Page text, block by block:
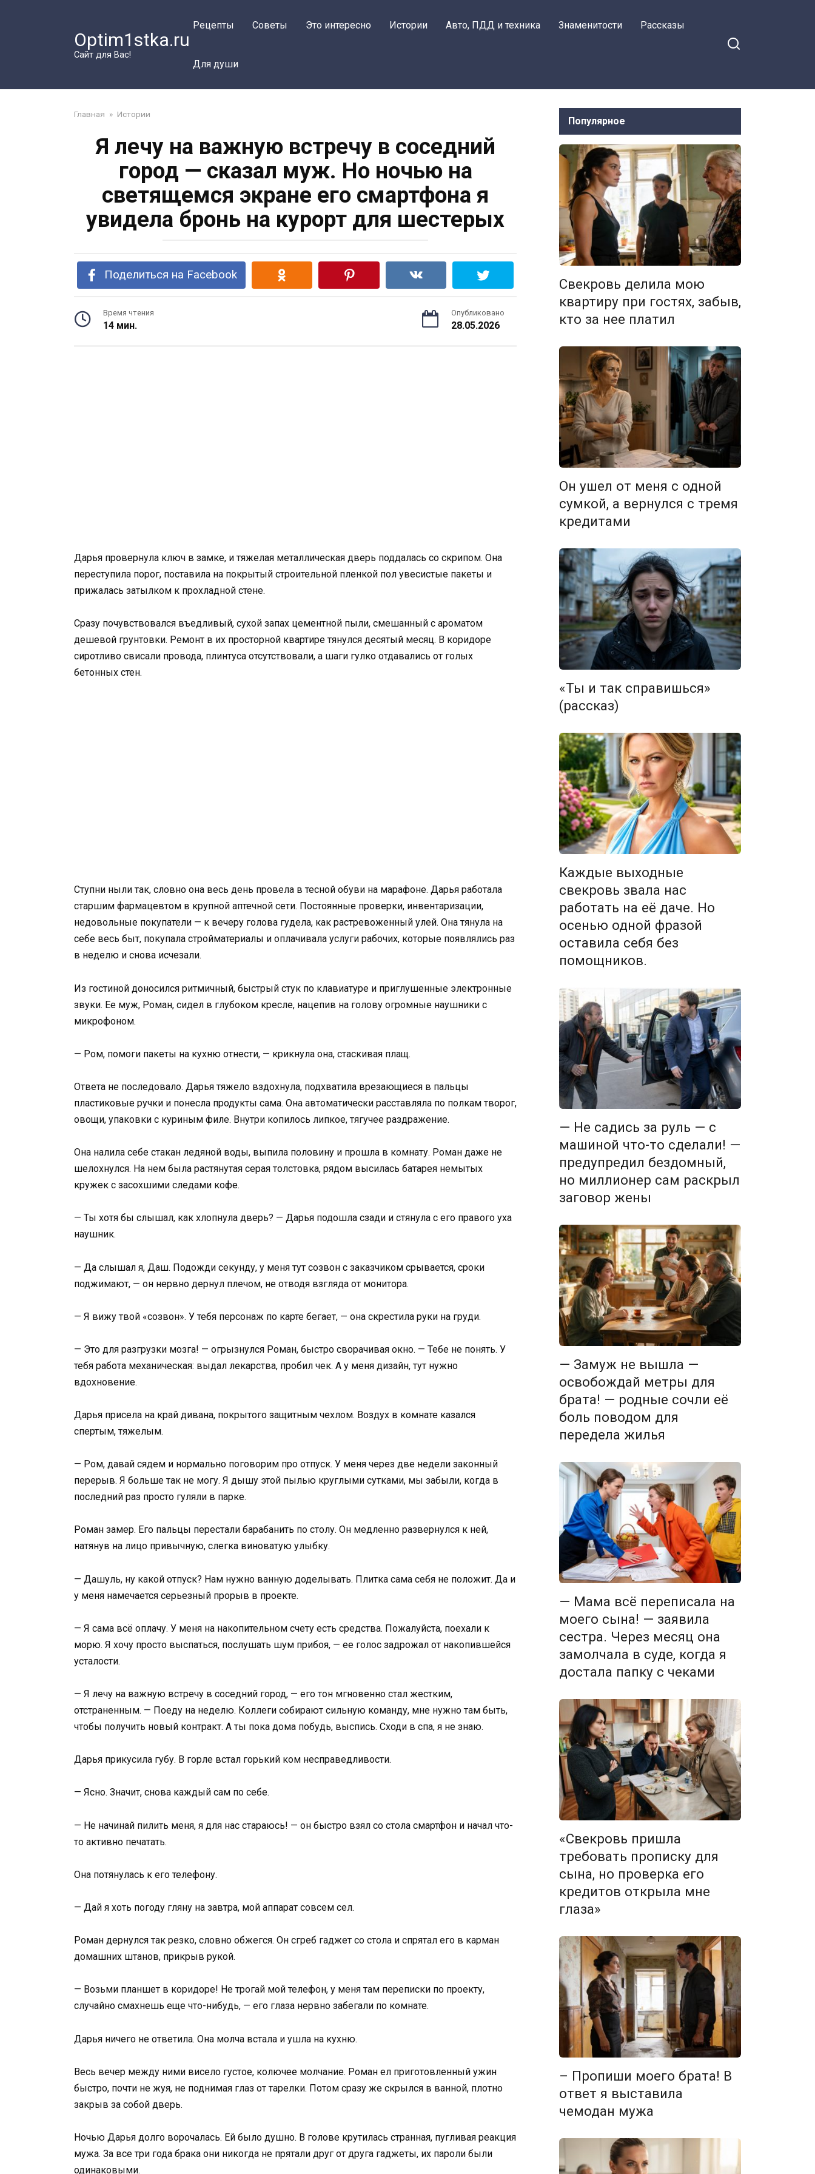
Optim1stka.ru
Сайт для Вас!
Рецепты Советы Это интересно Истории Авто, ПДД и техника Знаменитости Рассказы
Для души
Главная » Истории
Я лечу на важную встречу в соседний
город — сказал муж. Но ночью на
светящемся экране его смартфона я
увидела бронь на курорт для шестерых
Поделиться на Facebook
Время чтения
14 мин.
Опубликовано
28.05.2026
Дарья провернула ключ в замке, и тяжелая металлическая дверь поддалась со скрипом. Она
переступила порог, поставила на покрытый строительной пленкой пол увесистые пакеты и
прижалась затылком к прохладной стене.
Сразу почувствовался въедливый, сухой запах цементной пыли, смешанный с ароматом
дешевой грунтовки. Ремонт в их просторной квартире тянулся десятый месяц. В коридоре
сиротливо свисали провода, плинтуса отсутствовали, а шаги гулко отдавались от голых
бетонных стен.
Ступни ныли так, словно она весь день провела в тесной обуви на марафоне. Дарья работала
старшим фармацевтом в крупной аптечной сети. Постоянные проверки, инвентаризации,
недовольные покупатели — к вечеру голова гудела, как растревоженный улей. Она тянула на
себе весь быт, покупала стройматериалы и оплачивала услуги рабочих, которые появлялись раз
в неделю и снова исчезали.
Из гостиной доносился ритмичный, быстрый стук по клавиатуре и приглушенные электронные
звуки. Ее муж, Роман, сидел в глубоком кресле, нацепив на голову огромные наушники с
микрофоном.
— Ром, помоги пакеты на кухню отнести, — крикнула она, стаскивая плащ.
Ответа не последовало. Дарья тяжело вздохнула, подхватила врезающиеся в пальцы
пластиковые ручки и понесла продукты сама. Она автоматически расставляла по полкам творог,
овощи, упаковки с куриным филе. Внутри копилось липкое, тягучее раздражение.
Она налила себе стакан ледяной воды, выпила половину и прошла в комнату. Роман даже не
шелохнулся. На нем была растянутая серая толстовка, рядом высилась батарея немытых
кружек с засохшими следами кофе.
— Ты хотя бы слышал, как хлопнула дверь? — Дарья подошла сзади и стянула с его правого уха
наушник.
— Да слышал я, Даш. Подожди секунду, у меня тут созвон с заказчиком срывается, сроки
поджимают, — он нервно дернул плечом, не отводя взгляда от монитора.
— Я вижу твой «созвон». У тебя персонаж по карте бегает, — она скрестила руки на груди.
— Это для разгрузки мозга! — огрызнулся Роман, быстро сворачивая окно. — Тебе не понять. У
тебя работа механическая: выдал лекарства, пробил чек. А у меня дизайн, тут нужно
вдохновение.
Дарья присела на край дивана, покрытого защитным чехлом. Воздух в комнате казался
спертым, тяжелым.
— Ром, давай сядем и нормально поговорим про отпуск. У меня через две недели законный
перерыв. Я больше так не могу. Я дышу этой пылью круглыми сутками, мы забыли, когда в
последний раз просто гуляли в парке.
Роман замер. Его пальцы перестали барабанить по столу. Он медленно развернулся к ней,
натянув на лицо привычную, слегка виноватую улыбку.
— Дашуль, ну какой отпуск? Нам нужно ванную доделывать. Плитка сама себя не положит. Да и
у меня намечается серьезный прорыв в проекте.
— Я сама всё оплачу. У меня на накопительном счету есть средства. Пожалуйста, поехали к
морю. Я хочу просто выспаться, послушать шум прибоя, — ее голос задрожал от накопившейся
усталости.
— Я лечу на важную встречу в соседний город, — его тон мгновенно стал жестким,
отстраненным. — Поеду на неделю. Коллеги собирают сильную команду, мне нужно там быть,
чтобы получить новый контракт. А ты пока дома побудь, выспись. Сходи в спа, я не знаю.
Дарья прикусила губу. В горле встал горький ком несправедливости.
— Ясно. Значит, снова каждый сам по себе.
— Не начинай пилить меня, я для нас стараюсь! — он быстро взял со стола смартфон и начал что-
то активно печатать.
Она потянулась к его телефону.
— Дай я хоть погоду гляну на завтра, мой аппарат совсем сел.
Роман дернулся так резко, словно обжегся. Он сгреб гаджет со стола и спрятал его в карман
домашних штанов, прикрыв рукой.
— Возьми планшет в коридоре! Не трогай мой телефон, у меня там переписки по проекту,
случайно смахнешь еще что-нибудь, — его глаза нервно забегали по комнате.
Дарья ничего не ответила. Она молча встала и ушла на кухню.
Весь вечер между ними висело густое, колючее молчание. Роман ел приготовленный ужин
быстро, почти не жуя, не поднимая глаз от тарелки. Потом сразу же скрылся в ванной, плотно
закрыв за собой дверь.
Ночью Дарья долго ворочалась. Ей было душно. В голове крутилась странная, пугливая реакция
мужа. За все три года брака они никогда не прятали друг от друга гаджеты, их пароли были
одинаковыми.
Популярное
Свекровь делила мою
квартиру при гостях, забыв,
кто за нее платил
Он ушел от меня с одной
сумкой, а вернулся с тремя
кредитами
«Ты и так справишься»
(рассказ)
Каждые выходные
свекровь звала нас
работать на её даче. Но
осенью одной фразой
оставила себя без
помощников.
— Не садись за руль — с
машиной что-то сделали! —
предупредил бездомный,
но миллионер сам раскрыл
заговор жены
— Замуж не вышла —
освобождай метры для
брата! — родные сочли её
боль поводом для
передела жилья
— Мама всё переписала на
моего сына! — заявила
сестра. Через месяц она
замолчала в суде, когда я
достала папку с чеками
«Свекровь пришла
требовать прописку для
сына, но проверка его
кредитов открыла мне
глаза»
– Пропиши моего брата! В
ответ я выставила
чемодан мужа
Поделиться на Facebook
уdaвлю! Ты видел,